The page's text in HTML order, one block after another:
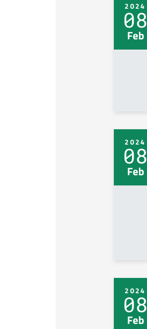
2024
08
Feb
2024
08
Feb
2024
08
Feb